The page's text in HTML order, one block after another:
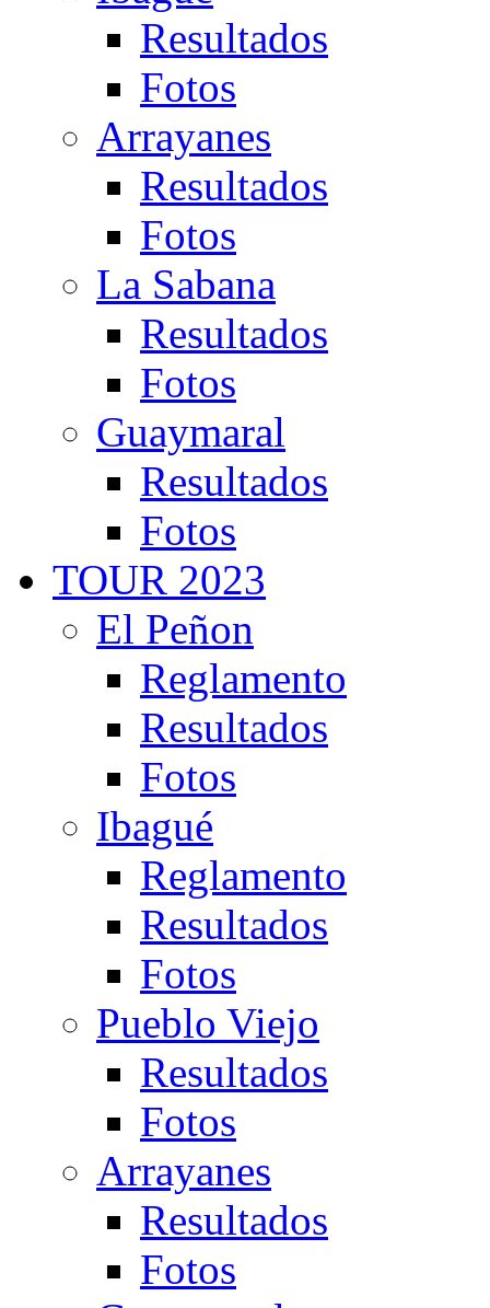
Resultados
Fotos
Arrayanes
Resultados
Fotos
La Sabana
Resultados
Fotos
Guaymaral
Resultados
Fotos
TOUR 2023
El Peñon
Reglamento
Resultados
Fotos
Ibagué
Reglamento
Resultados
Fotos
Pueblo Viejo
Resultados
Fotos
Arrayanes
Resultados
Fotos